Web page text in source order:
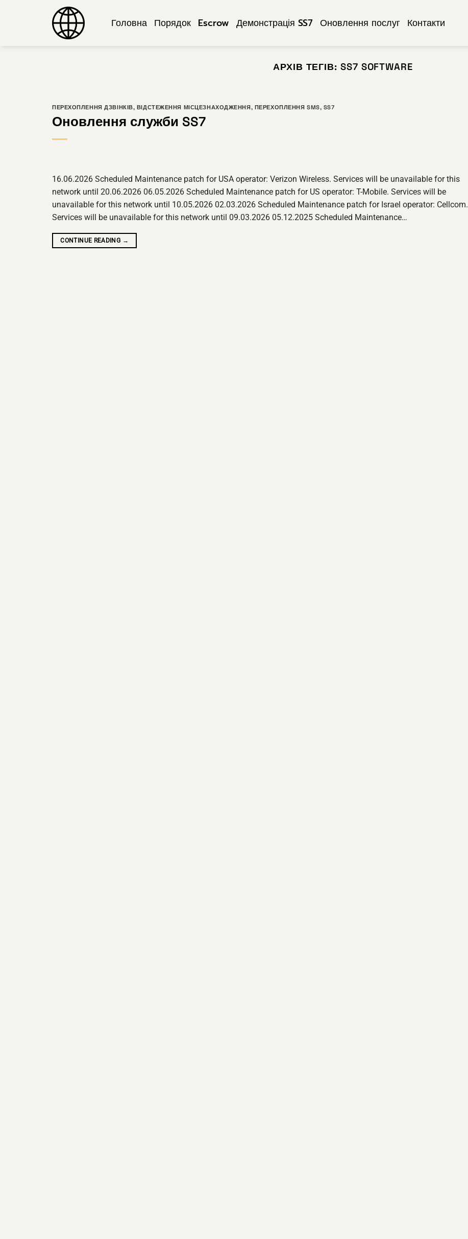
Головна Порядок Escrow Демонстрація SS7 Оновлення послуг Контакти
АРХІВ ТЕГІВ: SS7 SOFTWARE
ПЕРЕХОПЛЕННЯ ДЗВІНКІВ, ВІДСТЕЖЕННЯ МІСЦЕЗНАХОДЖЕННЯ, ПЕРЕХОПЛЕННЯ SMS, SS7
Оновлення служби SS7
16.06.2026 Scheduled Maintenance patch for USA operator: Verizon Wireless. Services will be unavailable for this
network until 20.06.2026 06.05.2026 Scheduled Maintenance patch for US operator: T-Mobile. Services will be
unavailable for this network until 10.05.2026 02.03.2026 Scheduled Maintenance patch for Israel operator: Cellcom.
Services will be unavailable for this network until 09.03.2026 05.12.2025 Scheduled Maintenance…
CONTINUE READING →